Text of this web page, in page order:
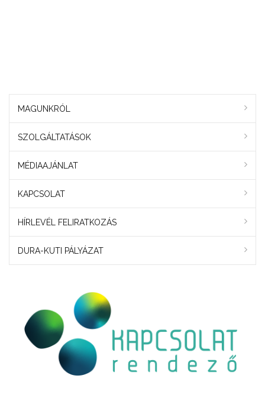
MAGUNKRÓL
SZOLGÁLTATÁSOK
MÉDIAAJÁNLAT
KAPCSOLAT
HÍRLEVÉL FELIRATKOZÁS
DURA-KUTI PÁLYÁZAT